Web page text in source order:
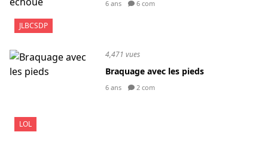
JLBCSDP
6 ans 6 com
LOL
4,471 vues
Braquage avec les pieds
6 ans 2 com